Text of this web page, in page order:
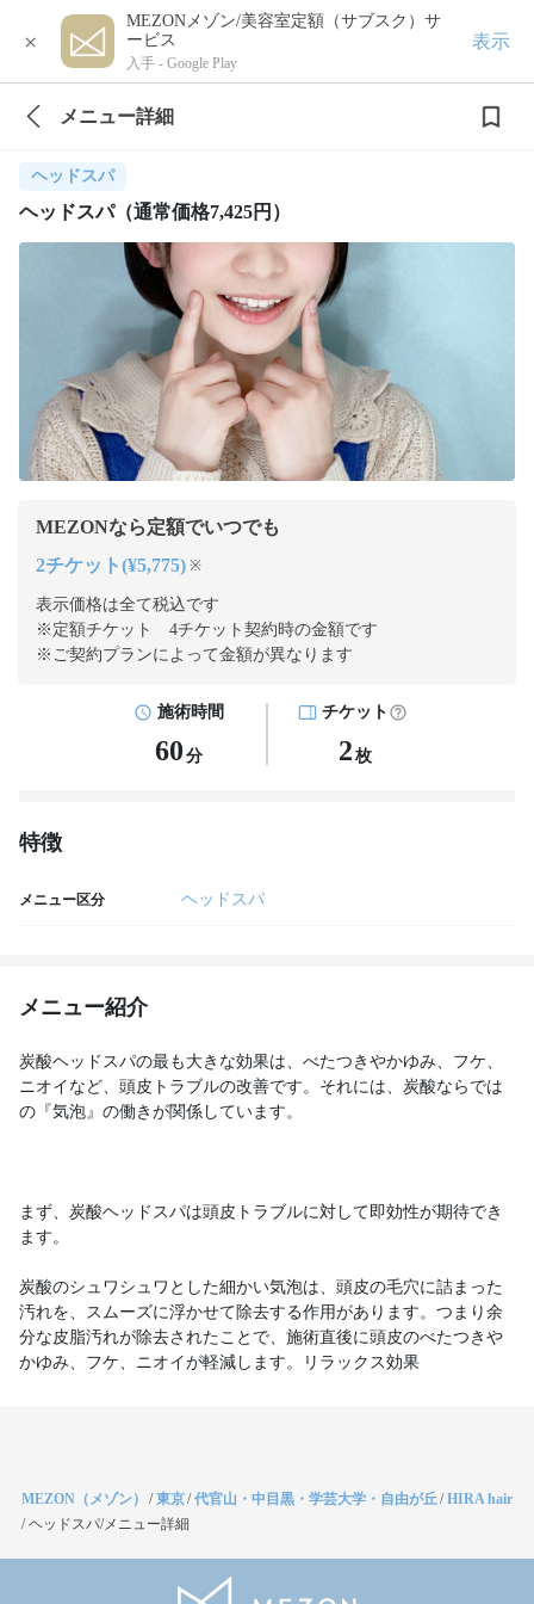
×
MEZONメゾン/美容室定額（サブスク）サ
ービス
入手 - Google Play
表示
メニュー詳細
ヘッドスパ
ヘッドスパ（通常価格7,425円）
MEZONなら定額でいつでも
2チケット(¥5,775) ※
表示価格は全て税込です
※定額チケット 4チケット契約時の金額です
※ご契約プランによって金額が異なります
施術時間
60 分
チケット
2 枚
特徴
メニュー区分 ヘッドスパ
メニュー紹介
炭酸ヘッドスパの最も大きな効果は、べたつきやかゆみ、フケ、
ニオイなど、頭皮トラブルの改善です。それには、炭酸ならでは
の『気泡』の働きが関係しています。
まず、炭酸ヘッドスパは頭皮トラブルに対して即効性が期待でき
ます。
炭酸のシュワシュワとした細かい気泡は、頭皮の毛穴に詰まった
汚れを、スムーズに浮かせて除去する作用があります。つまり余
分な皮脂汚れが除去されたことで、施術直後に頭皮のべたつきや
かゆみ、フケ、ニオイが軽減します。リラックス効果
MEZON（メゾン） /東京/代官山・中目黒・学芸大学・自由が丘/HIRA hair
/ヘッドスパ/メニュー詳細